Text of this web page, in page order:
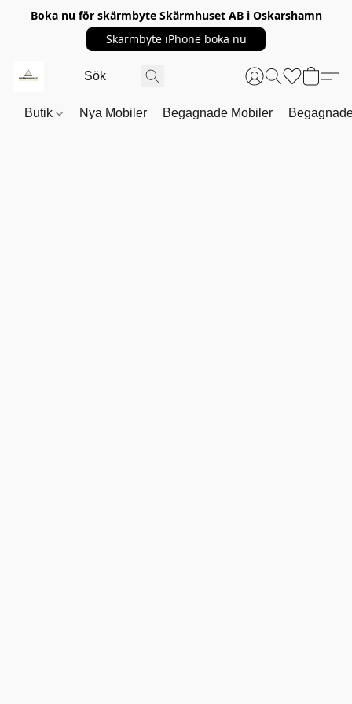
Boka nu för skärmbyte Skärmhuset AB i Oskarshamn
Skärmbyte iPhone boka nu
Butik Nya Mobiler Begagnade Mobiler